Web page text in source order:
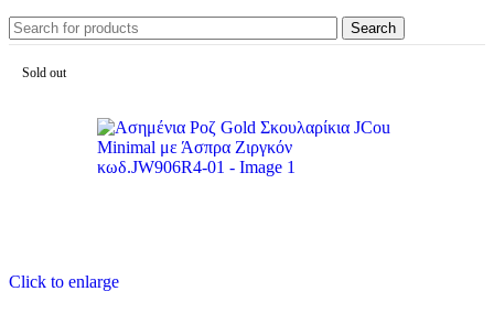
Search
Sold out
Click to enlarge